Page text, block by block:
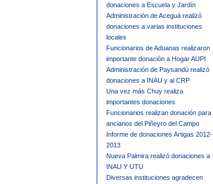
donaciones a Escuela y Jardín
Administración de Aceguá realizó
donaciones a varias instituciones
locales
Funcionarios de Aduanas realizaron
importante donación a Hogar AUPI
Administración de Paysandú realizó
donaciones a INAU y al CRP
Una vez más Chuy realiza
importantes donaciones
Funcionarios realizan donación para
ancianos del Piñeyro del Campo
Informe de donaciones Artigas 2012-
2013
Nueva Palmira realizó donaciones a
INAU Y UTU
Diversas instituciones agradecen